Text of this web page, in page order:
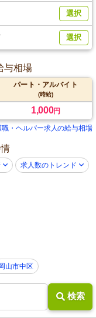
選択
選択
与相場
パート・アルバイト
(時給)
1,000円
・ヘルパー求人の給与相場
求人数のトレンド
山市中区
検索